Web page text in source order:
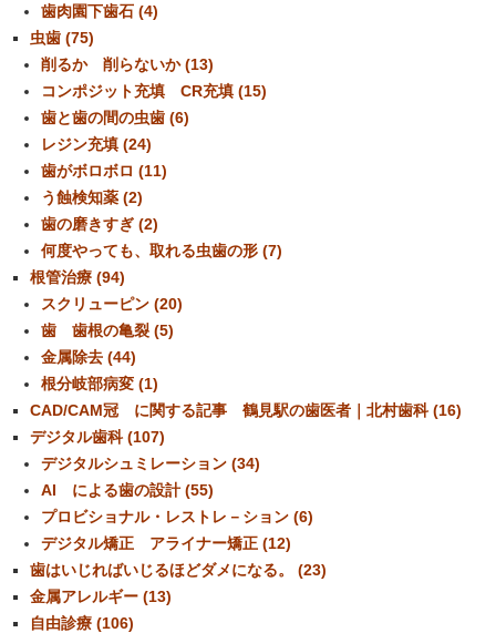
歯肉園下歯石 (4)
虫歯 (75)
削るか 削らないか (13)
コンポジット充填 CR充填 (15)
歯と歯の間の虫歯 (6)
レジン充填 (24)
歯がボロボロ (11)
う蝕検知薬 (2)
歯の磨きすぎ (2)
何度やっても、取れる虫歯の形 (7)
根管治療 (94)
スクリューピン (20)
歯 歯根の亀裂 (5)
金属除去 (44)
根分岐部病変 (1)
CAD/CAM冠 に関する記事 鶴見駅の歯医者｜北村歯科 (16)
デジタル歯科 (107)
デジタルシュミレーション (34)
AI による歯の設計 (55)
プロビショナル・レストレ－ション (6)
デジタル矯正 アライナー矯正 (12)
歯はいじればいじるほどダメになる。 (23)
金属アレルギー (13)
自由診療 (106)